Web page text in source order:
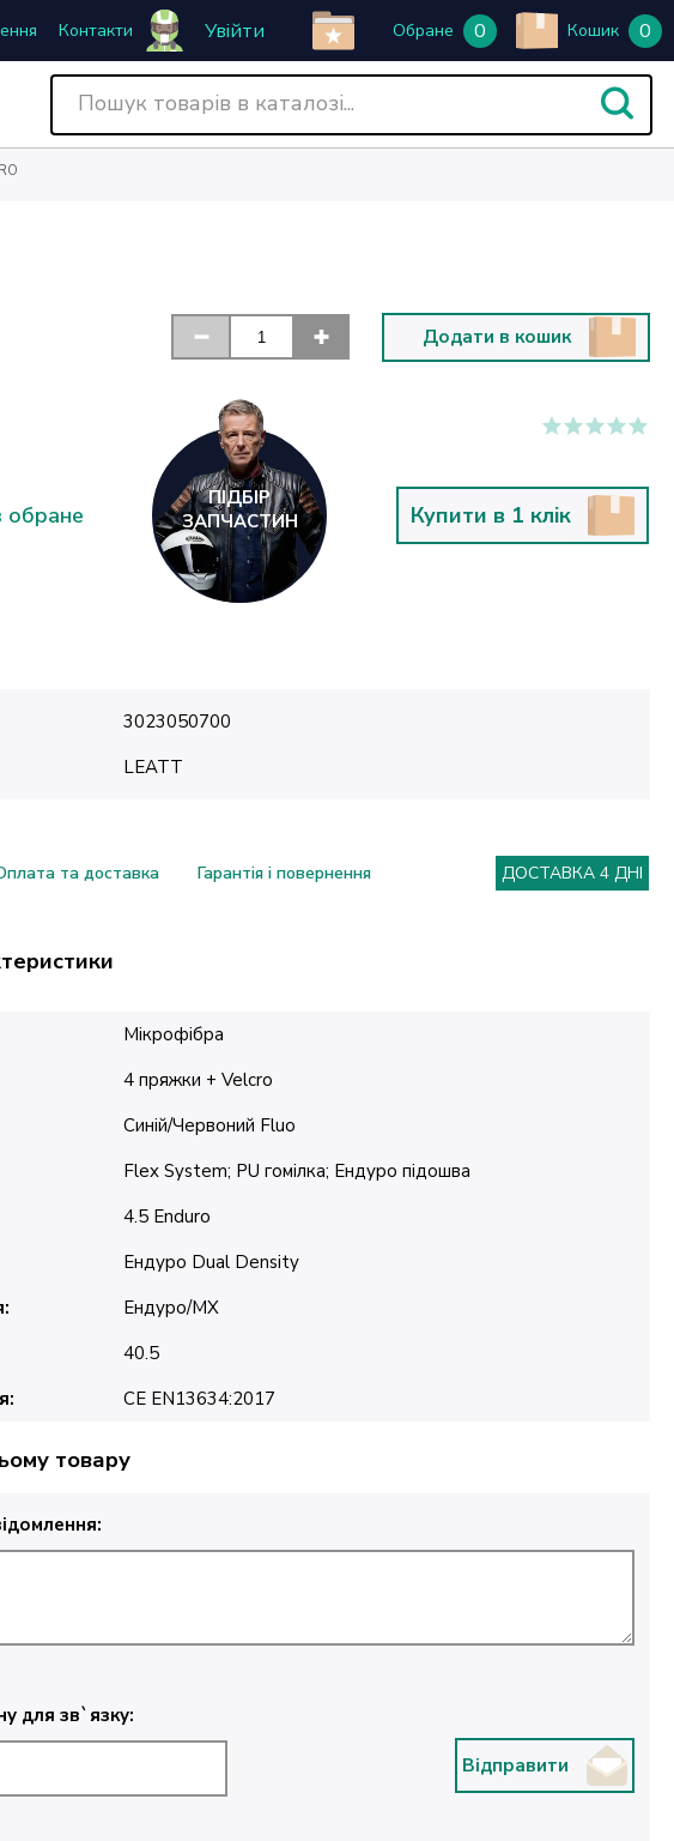
Контакти Увійти Обране 0 Кошик 0
Додати в кошик
ПІДБІР
ЗАПЧАСТИН
Купити в 1 клік
3023050700
LEATT
та доставка Гарантія і повернення ДОСТАВКА 4 ДНІ
Мікрофібра
4 пряжки + Velcro
Синій/Червоний Fluo
Flex System; PU гомілка; Ендуро підошва
4.5 Enduro
Ендуро Dual Density
Ендуро/MX
40.5
CE EN13634:2017
товару
для зв`язку:
Відправити